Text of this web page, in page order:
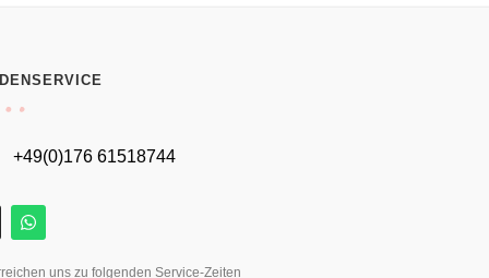
+49(0)176 61518744
uns zu folgenden Service-Zeiten